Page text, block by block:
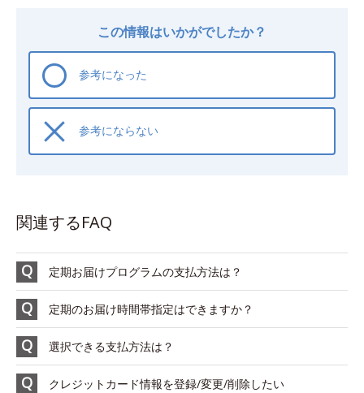
この情報はいかがでしたか？
参考になった
参考にならない
関連するFAQ
定期お届けプログラムの支払方法は？
定期のお届け時間帯指定はできますか？
選択できる支払方法は？
クレジットカード情報を登録/変更/削除したい